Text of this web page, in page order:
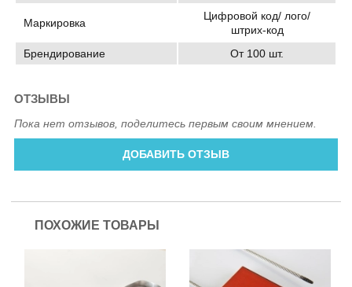
Маркировка
Цифровой код/ лого/
штрих-код
Брендирование
От 100 шт.
ОТЗЫВЫ
Пока нет отзывов, поделитесь первым своим мнением.
ДОБАВИТЬ ОТЗЫВ
ПОХОЖИЕ ТОВАРЫ